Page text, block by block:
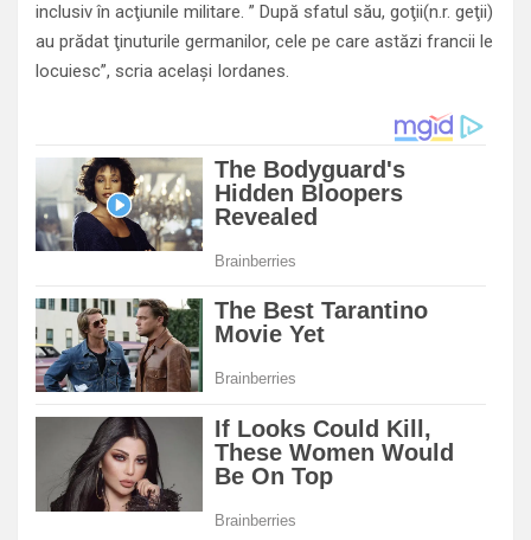
inclusiv în acţiunile militare. ” După sfatul său, goţii(n.r. geţii)
au prădat ţinuturile germanilor, cele pe care astăzi francii le
locuiesc”, scria acelaşi Iordanes.